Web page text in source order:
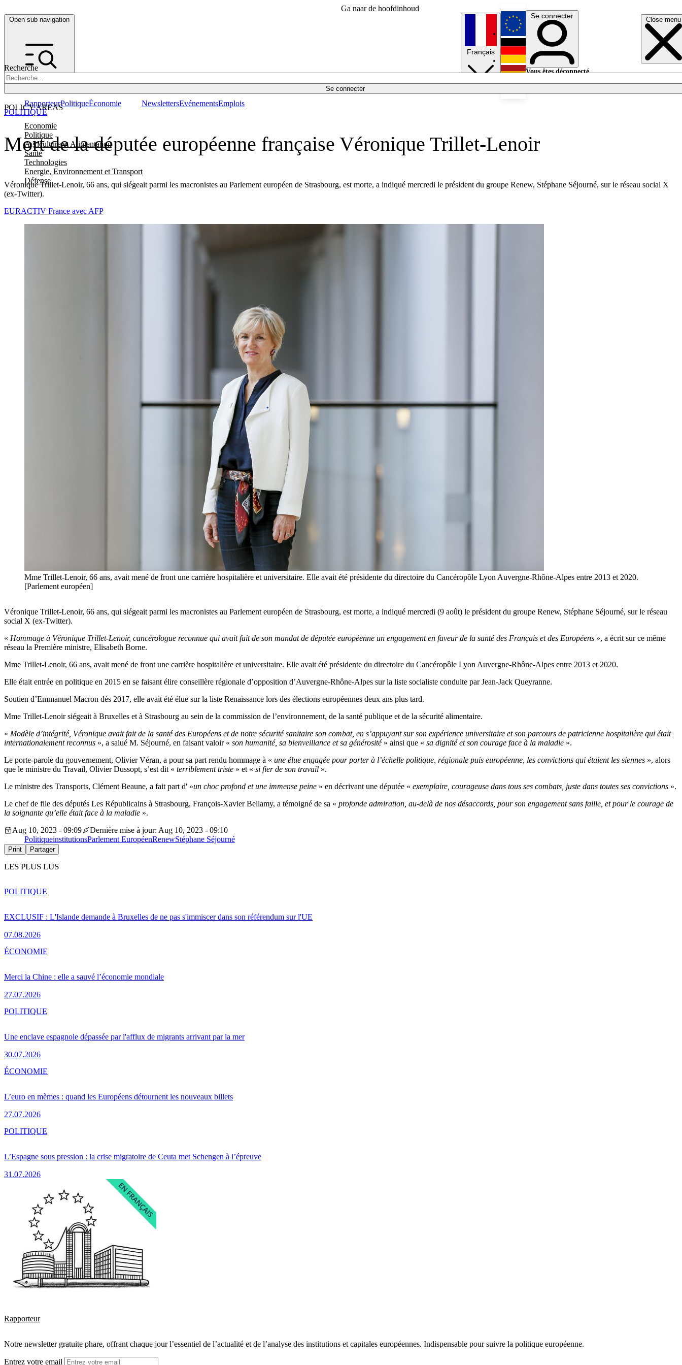
Ga naar de hoofdinhoud
Open sub navigation Close menu
Recherche
Se connecter
POLICY AREAS
Economie
Politique
Agriculture et Alimentation
Santé
Technologies
Energie, Environnement et Transport
Défense
RapporteurPolitiqueÉconomie NewslettersEvénementsEmplois
Français
English
Deutsch
Se connecter
Vous êtes déconnecté.
Mort de la députée européenne française Véronique Trillet-Lenoir
Véronique Trillet-Lenoir, 66 ans, qui siégeait parmi les macronistes au Parlement européen de Strasbourg, est morte, a indiqué mercredi le président du groupe Renew, Stéphane Séjourné, sur le réseau social X
(ex-Twitter).
POLITIQUE
EURACTIV France avec AFP
Mme Trillet-Lenoir, 66 ans, avait mené de front une carrière hospitalière et universitaire. Elle avait été présidente du directoire du Cancéropôle Lyon Auvergne-Rhône-Alpes entre 2013 et 2020.
[Parlement européen]
Véronique Trillet-Lenoir, 66 ans, qui siégeait parmi les macronistes au Parlement européen de Strasbourg, est morte, a indiqué mercredi (9 août) le président du groupe Renew, Stéphane Séjourné, sur le réseau
social X (ex-Twitter).
« Hommage à Véronique Trillet-Lenoir, cancérologue reconnue qui avait fait de son mandat de députée européenne un engagement en faveur de la santé des Français et des Européens », a écrit sur ce même
réseau la Première ministre, Elisabeth Borne.
Mme Trillet-Lenoir, 66 ans, avait mené de front une carrière hospitalière et universitaire. Elle avait été présidente du directoire du Cancéropôle Lyon Auvergne-Rhône-Alpes entre 2013 et 2020.
Elle était entrée en politique en 2015 en se faisant élire conseillère régionale d’opposition d’Auvergne-Rhône-Alpes sur la liste socialiste conduite par Jean-Jack Queyranne.
Soutien d’Emmanuel Macron dès 2017, elle avait été élue sur la liste Renaissance lors des élections européennes deux ans plus tard.
Mme Trillet-Lenoir siégeait à Bruxelles et à Strasbourg au sein de la commission de l’environnement, de la santé publique et de la sécurité alimentaire.
« Modèle d’intégrité, Véronique avait fait de la santé des Européens et de notre sécurité sanitaire son combat, en s’appuyant sur son expérience universitaire et son parcours de patricienne hospitalière qui était
internationalement reconnus », a salué M. Séjourné, en faisant valoir « son humanité, sa bienveillance et sa générosité » ainsi que « sa dignité et son courage face à la maladie ».
Le porte-parole du gouvernement, Olivier Véran, a pour sa part rendu hommage à « une élue engagée pour porter à l’échelle politique, régionale puis européenne, les convictions qui étaient les siennes », alors
que le ministre du Travail, Olivier Dussopt, s’est dit « terriblement triste » et « si fier de son travail ».
Le ministre des Transports, Clément Beaune, a fait part d' »un choc profond et une immense peine » en décrivant une députée « exemplaire, courageuse dans tous ses combats, juste dans toutes ses convictions ».
Le chef de file des députés Les Républicains à Strasbourg, François-Xavier Bellamy, a témoigné de sa « profonde admiration, au-delà de nos désaccords, pour son engagement sans faille, et pour le courage de
la soignante qu’elle était face à la maladie ».
Aug 10, 2023 - 09:09
Dernière mise à jour: Aug 10, 2023 - 09:10
PolitiqueinstitutionsParlement EuropéenRenewStéphane Séjourné
Print Partager
LES PLUS LUS
EXCLUSIF : L'Islande demande à Bruxelles de ne pas s'immiscer dans son référendum sur l'UE
07.08.2026
POLITIQUE
Merci la Chine : elle a sauvé l’économie mondiale
27.07.2026
ÉCONOMIE
Une enclave espagnole dépassée par l'afflux de migrants arrivant par la mer
30.07.2026
POLITIQUE
L’euro en mèmes : quand les Européens détournent les nouveaux billets
27.07.2026
ÉCONOMIE
L’Espagne sous pression : la crise migratoire de Ceuta met Schengen à l’épreuve
31.07.2026
POLITIQUE
Rapporteur
Notre newsletter gratuite phare, offrant chaque jour l’essentiel de l’actualité et de l’analyse des institutions et capitales européennes. Indispensable pour suivre la politique européenne.
Entrez votre email